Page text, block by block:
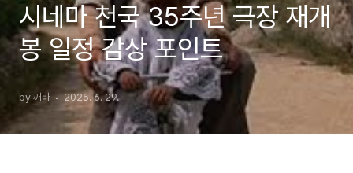
시네마 천국 35주년 극장 재개
봉 일정 감상 포인트
by 깨바 2025. 6. 29.